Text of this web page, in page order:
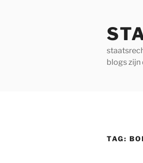
blogs zijn
TAG: